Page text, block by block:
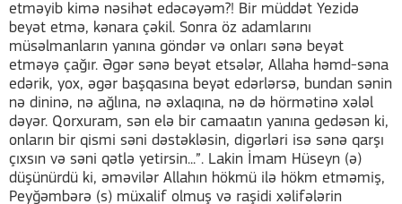
etməyib kimə nəsihət edəcəyəm?! Bir müddət Yezidə
beyət etmə, kənara çəkil. Sonra öz adamlarını
müsəlmanların yanına göndər və onları sənə beyət
etməyə çağır. Əgər sənə beyət etsələr, Allaha həmd-səna
edərik, yox, əgər başqasına beyət edərlərsə, bundan sənin
nə dininə, nə ağlına, nə əxlaqına, nə də hörmətinə xələl
dəyər. Qorxuram, sən elə bir camaatın yanına gedəsən ki,
onların bir qismi səni dəstəkləsin, digərləri isə sənə qarşı
çıxsın və səni qətlə yetirsin...”. Lakin İmam Hüseyn (ə)
düşünürdü ki, əməvilər Allahın hökmü ilə hökm etməmiş,
Peyğəmbərə (s) müxalif olmuş və raşidi xəlifələrin